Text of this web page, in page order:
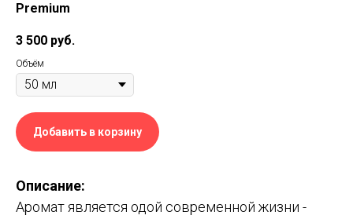
Premium
3 500 руб.
Объём
Добавить в корзину
Описание:
Аромат является одой современной жизни -